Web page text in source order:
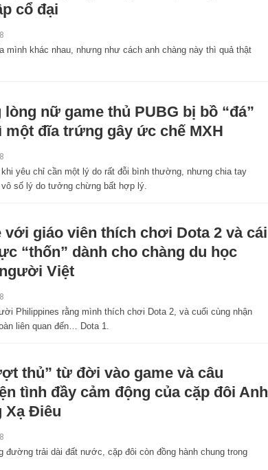
cổ đại
mình khác nhau, nhưng như cách anh chàng này thì quả thật
lòng nữ game thủ PUBG bị bồ “đá”
một đĩa trứng gây ức chế MXH
yêu chỉ cần một lý do rất đỗi bình thường, nhưng chia tay
số lý do tưởng chừng bất hợp lý.
với giáo viên thích chơi Dota 2 và cái
“thốn” dành cho chàng du học
Việt
Philippines rằng mình thích chơi Dota 2, và cuối cùng nhận
liên quan đến… Dota 1.
thủ” từ đời vào game và câu
tình đầy cảm động của cặp đôi Anh
Xạ Điêu
đường trải dài đất nước, cặp đôi còn đồng hành chung trong